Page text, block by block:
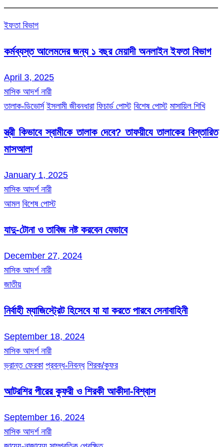
ইফতা বিভাগ
কর্মব্যস্ত আলেমদের জন্য ১ বছর মেয়াদী অনলাইন ইফতা বিভাগ
April 3, 2025
মাসিক আদর্শ নারী
তালাক-ডিভোর্স ইসলামী জীবনধারা ফিচার্ড পোস্ট বিশেষ পোস্ট মাসায়িল শিখি
স্ত্রী কিভাবে স্বামীকে তালাক দেবে? তাফয়ীযে তালাকের বিস্তারিত
মাসআলা
January 1, 2025
মাসিক আদর্শ নারী
আমল বিশেষ পোস্ট
যাদু-টোনা ও তাবিজ নষ্ট করবেন যেভাবে
December 27, 2024
মাসিক আদর্শ নারী
জাতীয়
নির্বাহী ম্যাজিস্ট্রেট হিসেবে যা যা করতে পারবে সেনাবাহিনী
September 18, 2024
মাসিক আদর্শ নারী
ভ্রান্ত ফেরকা প্রবন্ধ-নিবন্ধ শিরক/কুফর
আটরশির পীরের কুফরী ও শিরকী আকীদা-বিশ্বাস
September 16, 2024
মাসিক আদর্শ নারী